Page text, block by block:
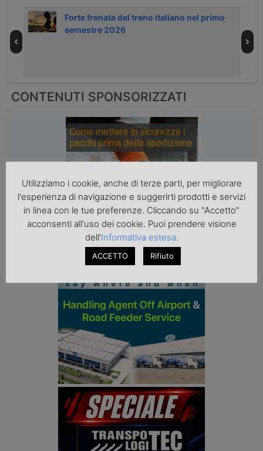
Forte frenata del treno italiano nel primo
semestre 2026
CONTENUTI SPONSORIZZATI
Come mettere in sicurezza i
pacchi prima della spedizione
Utilizziamo i cookie, anche di terze parti, per migliorare
l'esperienza di navigazione e suggerirti prodotti e servizi
in linea con le tue preferenze. Cliccando su "Accetto"
acconsenti all'uso dei cookie. Puoi prendere visione
dell'Informativa estesa.
ACCETTO Rifiuto